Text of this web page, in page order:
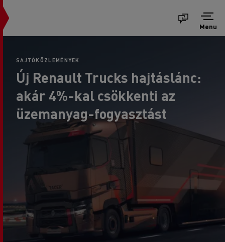
Menu
SAJTÓKÖZLEMÉNYEK
Új Renault Trucks hajtáslánc:
akár 4%-kal csökkenti az
üzemanyag-fogyasztást